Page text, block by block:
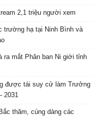
2,1 triệu người xem
trường hạ tại Ninh Bình và
ra mắt Phân ban Ni giới tỉnh
được tái suy cử làm Trưởng
2031
thăm, cúng dàng các